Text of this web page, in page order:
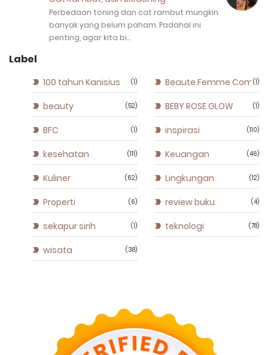
Perbedaan toning dan cat rambut mungkin
banyak yang belum paham. Padahal ini
penting, agar kita bi…
Label
100 tahun Kanisius 1 Beaute Femme 1
beauty 52 BEBY ROSE GLOW 1
BFC 1 inspirasi 110
kesehatan 111 Keuangan 46
Kuliner 62 Lingkungan 12
Properti 6 review buku 4
sekapur sirih 1 teknologi 78
wisata 38